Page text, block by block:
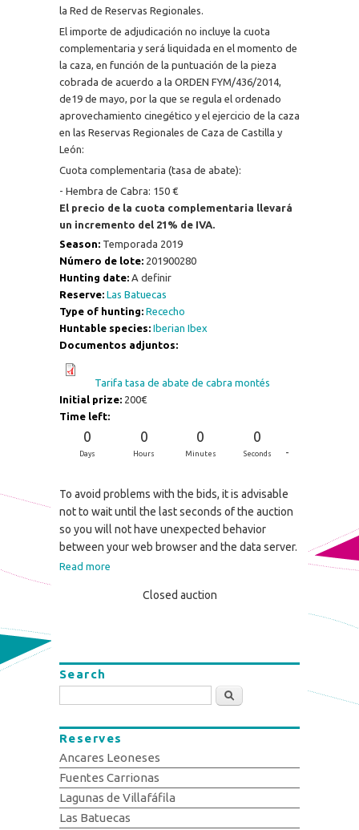
la Red de Reservas Regionales.
El importe de adjudicación no incluye la cuota
complementaria y será liquidada en el momento de
la caza, en función de la puntuación de la pieza
cobrada de acuerdo a la ORDEN FYM/436/2014,
de19 de mayo, por la que se regula el ordenado
aprovechamiento cinegético y el ejercicio de la caza
en las Reservas Regionales de Caza de Castilla y
León:
Cuota complementaria (tasa de abate):
- Hembra de Cabra: 150 €
El precio de la cuota complementaria llevará
un incremento del 21% de IVA.
Season: Temporada 2019
Número de lote: 201900280
Hunting date: A definir
Reserve: Las Batuecas
Type of hunting: Rececho
Huntable species: Iberian Ibex
Documentos adjuntos:
Tarifa tasa de abate de cabra montés
Initial prize: 200€
Time left:
0
Days
0
Hours
0
Minutes
0
Seconds -
To avoid problems with the bids, it is advisable
not to wait until the last seconds of the auction
so you will not have unexpected behavior
between your web browser and the data server.
Read more
Closed auction
Search
Search
Reserves
Ancares Leoneses
Fuentes Carrionas
Lagunas de Villafáfila
Las Batuecas